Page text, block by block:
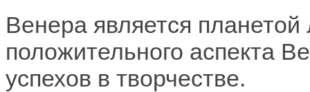
Венера является
положительного аспекта
успехов в творчестве.